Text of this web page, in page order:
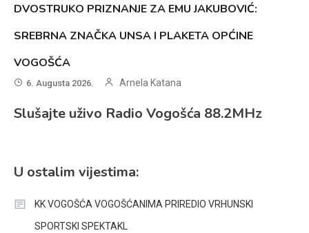
DVOSTRUKO PRIZNANJE ZA EMU JAKUBOVIĆ:
SREBRNA ZNAČKA UNSA I PLAKETA OPĆINE
VOGOŠĆA
6. Augusta 2026. Arnela Katana
Slušajte uživo Radio Vogošća 88.2MHz
U ostalim vijestima:
KK VOGOŠĆA VOGOŠĆANIMA PRIREDIO VRHUNSKI
SPORTSKI SPEKTAKL